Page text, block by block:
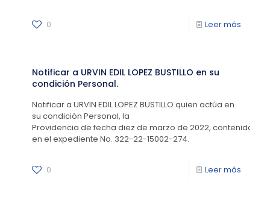
0 Leer más
Notificar a URVIN EDIL LOPEZ BUSTILLO en su
condición Personal.
Notificar a URVIN EDIL LOPEZ BUSTILLO quien actúa en
su condición Personal, la
Providencia de fecha diez de marzo de 2022, contenida
en el expediente No. 322-22-15002-274.
0 Leer más